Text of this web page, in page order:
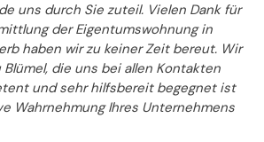
uns durch Sie zuteil. Vielen Dank für
der Eigentumswohnung in
haben wir zu keiner Zeit bereut. Wir
Blümel, die uns bei allen Kontakten
und sehr hilfsbereit begegnet ist
Wahrnehmung Ihres Unternehmens